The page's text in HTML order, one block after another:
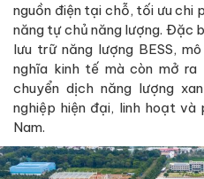
nguồn điện tại chỗ, tối ưu chi
năng tự chủ năng lượng. Đặc
lưu trữ năng lượng BESS,
nghĩa kinh tế mà còn mở
chuyển dịch năng lượng
nghiệp hiện đại, linh hoạt
Nam.